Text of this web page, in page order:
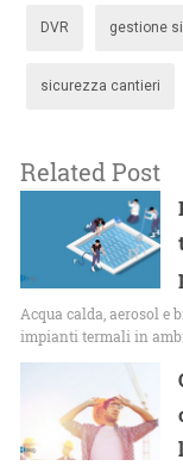
DVR gestione
sicurezza cantieri
Related Post
Acqua calda, aerosol e
impianti termali in